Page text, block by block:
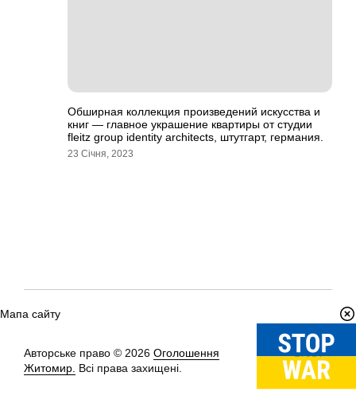
Обширная коллекция произведений искусства и
книг — главное украшение квартиры от студии
fleitz group identity architects, штутгарт, германия.
23 Січня, 2023
Мапа сайту
Авторське право © 2026 Оголошення
Житомир. Всі права захищені.
Вгору